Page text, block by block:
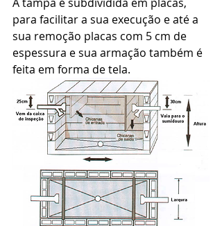
para facilitar a sua execução e até a
sua remoção placas com 5 cm de
espessura e sua armação também é
feita em forma de tela.